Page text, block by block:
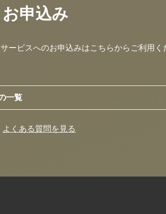
申込み
ービスへのお申込みはこちらからご利用く
一覧
よくある質問を見る